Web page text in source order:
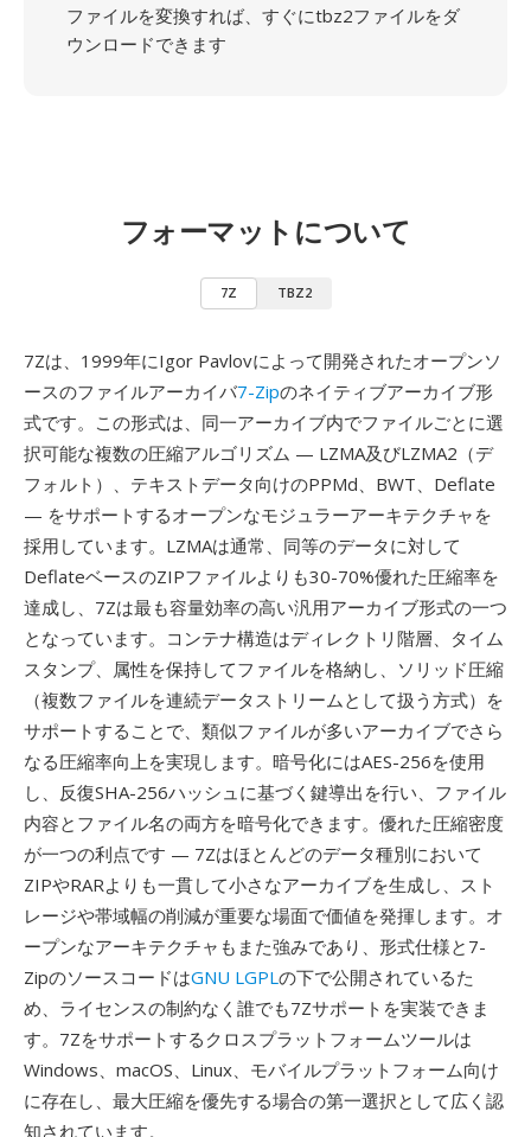
ファイルを変換すれば、すぐにtbz2ファイルをダ
ウンロードできます
フォーマットについて
7Z TBZ2
7Zは、1999年にIgor Pavlovによって開発されたオープンソ
ースのファイルアーカイバ7-Zipのネイティブアーカイブ形
式です。この形式は、同一アーカイブ内でファイルごとに選
択可能な複数の圧縮アルゴリズム — LZMA及びLZMA2（デ
フォルト）、テキストデータ向けのPPMd、BWT、Deflate
— をサポートするオープンなモジュラーアーキテクチャを
採用しています。LZMAは通常、同等のデータに対して
DeflateベースのZIPファイルよりも30-70%優れた圧縮率を
達成し、7Zは最も容量効率の高い汎用アーカイブ形式の一つ
となっています。コンテナ構造はディレクトリ階層、タイム
スタンプ、属性を保持してファイルを格納し、ソリッド圧縮
（複数ファイルを連続データストリームとして扱う方式）を
サポートすることで、類似ファイルが多いアーカイブでさら
なる圧縮率向上を実現します。暗号化にはAES-256を使用
し、反復SHA-256ハッシュに基づく鍵導出を行い、ファイル
内容とファイル名の両方を暗号化できます。優れた圧縮密度
が一つの利点です — 7Zはほとんどのデータ種別において
ZIPやRARよりも一貫して小さなアーカイブを生成し、スト
レージや帯域幅の削減が重要な場面で価値を発揮します。オ
ープンなアーキテクチャもまた強みであり、形式仕様と7-
ZipのソースコードはGNU LGPLの下で公開されているた
め、ライセンスの制約なく誰でも7Zサポートを実装できま
す。7Zをサポートするクロスプラットフォームツールは
Windows、macOS、Linux、モバイルプラットフォーム向け
に存在し、最大圧縮を優先する場合の第一選択として広く認
知されています。